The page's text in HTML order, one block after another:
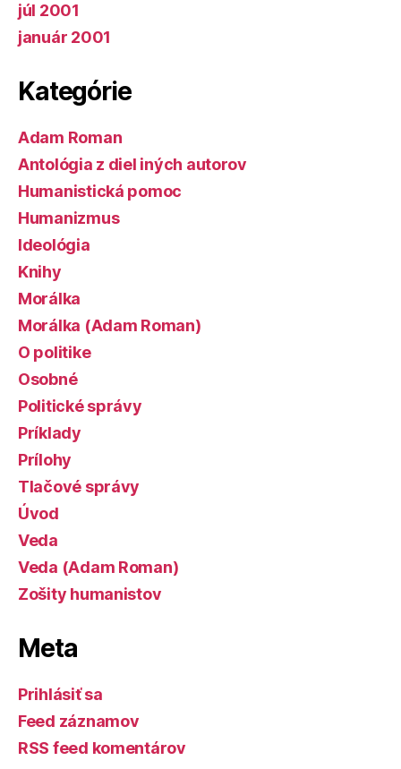
júl 2001
január 2001
Kategórie
Adam Roman
Antológia z diel iných autorov
Humanistická pomoc
Humanizmus
Ideológia
Knihy
Morálka
Morálka (Adam Roman)
O politike
Osobné
Politické správy
Príklady
Prílohy
Tlačové správy
Úvod
Veda
Veda (Adam Roman)
Zošity humanistov
Meta
Prihlásiť sa
Feed záznamov
RSS feed komentárov